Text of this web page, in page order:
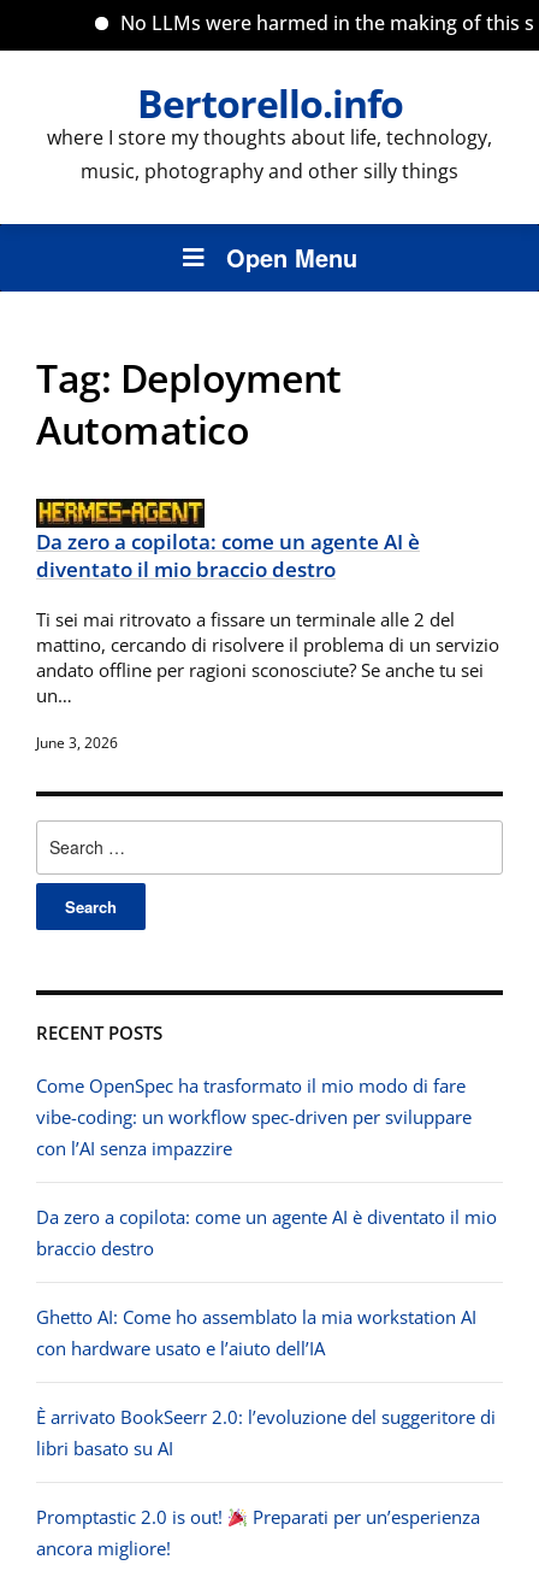
No LLMs were harmed in the making of this
Bertorello.info
where I store my thoughts about life, technology,
music, photography and other silly things
Open Menu
for:
RECENT POSTS
Come OpenSpec ha trasformato il mio modo di fare
vibe-coding: un workflow spec-driven per sviluppare
con l’AI senza impazzire
Da zero a copilota: come un agente AI è diventato il mio
braccio destro
Ghetto AI: Come ho assemblato la mia workstation AI
con hardware usato e l’aiuto dell’IA
È arrivato BookSeerr 2.0: l’evoluzione del suggeritore di
libri basato su AI
Promptastic 2.0 is out!
Preparati per un’esperienza
ancora migliore!
Tag: Deployment
Automatico
Da zero a copilota: come un agente AI è
diventato il mio braccio destro
Ti sei mai ritrovato a fissare un terminale alle 2 del
mattino, cercando di risolvere il problema di un servizio
andato offline per ragioni sconosciute? Se anche tu sei
un…
June 3, 2026